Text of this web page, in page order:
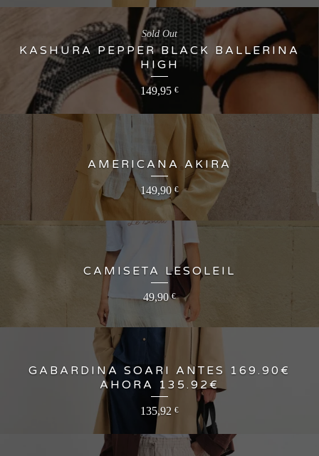
KASHURA PEPPER BLACK BALLERINA
HIGH
149,95 €
Sold Out
AMERICANA AKIRA
149,90€
CAMISETA LESOLEIL
49,90€
GABARDINA SOARI ANTES 169.90€
AHORA 135.92€
135,92 €